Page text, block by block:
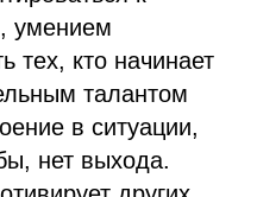
умением
тех, кто начинает
талантом
в ситуации,
нет выхода.